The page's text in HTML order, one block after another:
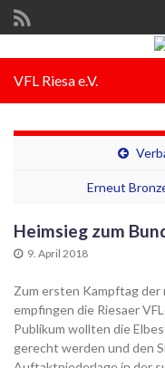
VFL Riesa e.V.
Erneut
Heimsieg zum
9. April 2018
Zum ersten Kampftag der
empfingen die Riesaer
Publikum wollten die
gerecht werden und den